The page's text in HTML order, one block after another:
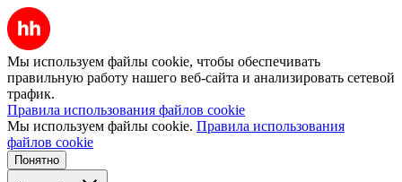
Мы используем файлы cookie, чтобы обеспечивать
правильную работу нашего веб-сайта и анализировать сетевой
трафик.
Правила использования файлов cookie
Мы используем файлы cookie. Правила использования
файлов cookie
Понятно